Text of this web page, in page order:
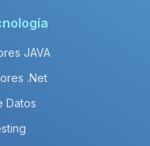
JAVA
.Net
Datos